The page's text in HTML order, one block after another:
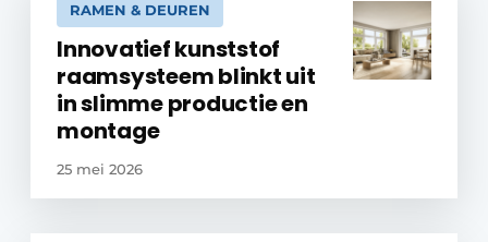
RAMEN & DEUREN
Innovatief kunststof
raamsysteem blinkt uit
in slimme productie en
montage
25 mei 2026